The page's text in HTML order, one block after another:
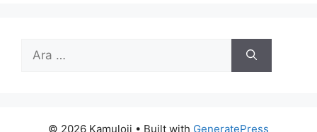
için
© 2026 Kamuloji • Built with GeneratePress